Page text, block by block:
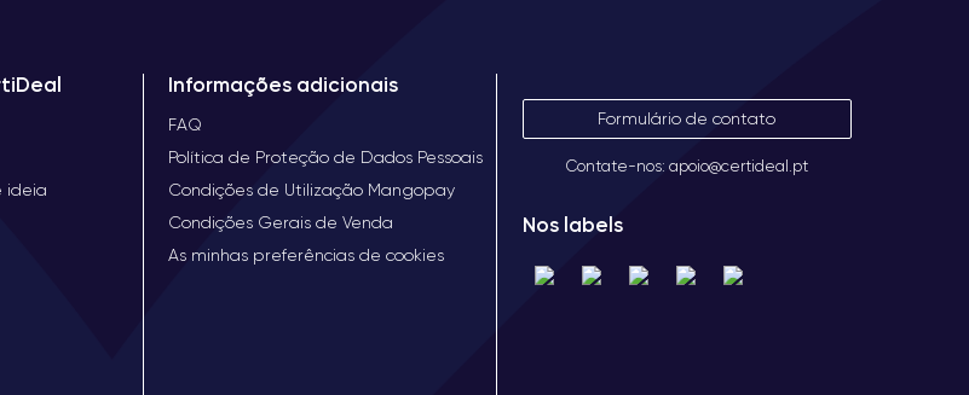
ideia
Informações adicionais
FAQ
Política de Proteção de Dados Pessoais
Condições de Utilização Mangopay
Condições Gerais de Venda
As minhas preferências de cookies
Formulário de contato
Contate-nos: apoio@certideal.pt
Nos labels